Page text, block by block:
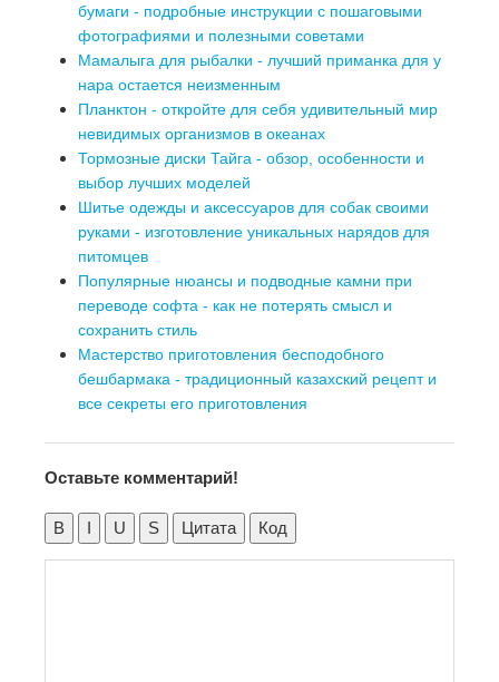
бумаги - подробные инструкции с пошаговыми
фотографиями и полезными советами
Мамалыга для рыбалки - лучший приманка для у
нара остается неизменным
Планктон - откройте для себя удивительный мир
невидимых организмов в океанах
Тормозные диски Тайга - обзор, особенности и
выбор лучших моделей
Шитье одежды и аксессуаров для собак своими
руками - изготовление уникальных нарядов для
питомцев
Популярные нюансы и подводные камни при
переводе софта - как не потерять смысл и
сохранить стиль
Мастерство приготовления бесподобного
бешбармака - традиционный казахский рецепт и
все секреты его приготовления
Оставьте комментарий!
B I U S Цитата Код